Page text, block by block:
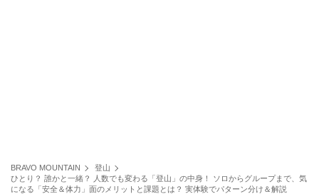
BRAVO MOUNTAIN
登山
ひとり？ 誰かと一緒？ 人数でも変わる「登山」の中身！ ソロからグループまで、気
になる「安全＆体力」面のメリットと課題とは？ 実体験でパターン分け＆解説